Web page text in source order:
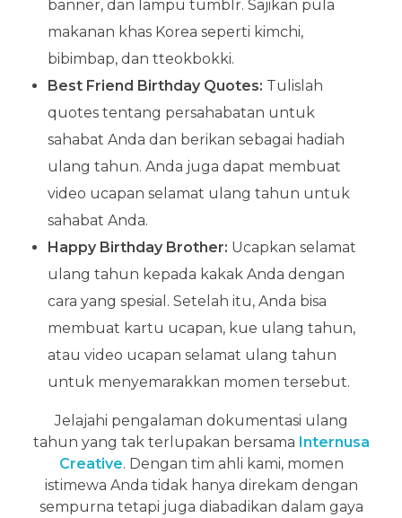
banner, dan lampu tumblr. Sajikan pula
makanan khas Korea seperti kimchi,
bibimbap, dan tteokbokki.
Best Friend Birthday Quotes: Tulislah
quotes tentang persahabatan untuk
sahabat Anda dan berikan sebagai hadiah
ulang tahun. Anda juga dapat membuat
video ucapan selamat ulang tahun untuk
sahabat Anda.
Happy Birthday Brother: Ucapkan selamat
ulang tahun kepada kakak Anda dengan
cara yang spesial. Setelah itu, Anda bisa
membuat kartu ucapan, kue ulang tahun,
atau video ucapan selamat ulang tahun
untuk menyemarakkan momen tersebut.
Jelajahi pengalaman dokumentasi ulang
tahun yang tak terlupakan bersama Internusa
Creative. Dengan tim ahli kami, momen
istimewa Anda tidak hanya direkam dengan
sempurna tetapi juga diabadikan dalam gaya